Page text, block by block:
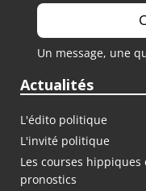
Un message, une
Actualités
L'édito politique
L'invité politique
Les courses hippiques
pronostics